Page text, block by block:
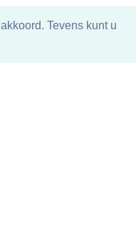
Tevens kunt u